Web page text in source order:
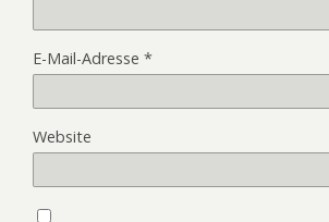
E-Mail-Adresse *
Website